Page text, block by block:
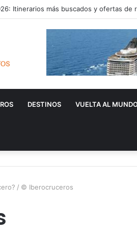
Itinerarios más buscados y ofertas de
DESTINOS VUELTA AL
/ © Iberocruceros